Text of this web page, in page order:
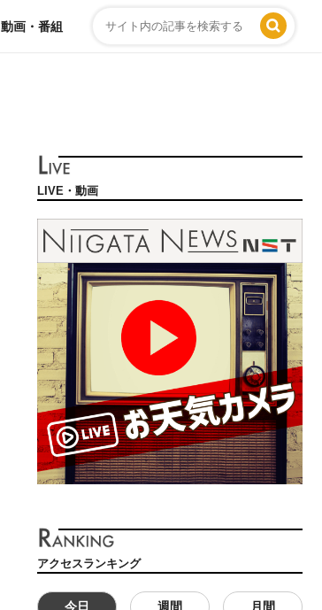
動画・番組
LIVE・動画
アクセスランキング
今日 週間 月間